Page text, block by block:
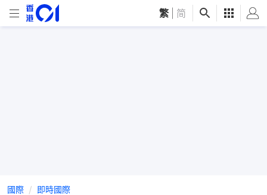
繁 简
國際 即時國際